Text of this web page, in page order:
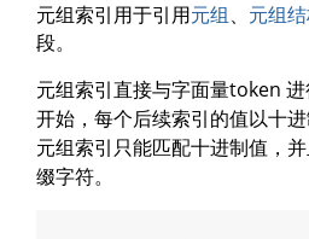
元组索引用于引用元组、 元组
段。
元组索引直接与字面量token
开始，每个后续索引的值以十
元组索引只能匹配十进制值，
缀字符。